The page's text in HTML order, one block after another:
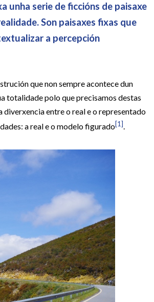
unha serie de ficcións de paisaxe
Son paisaxes fixas que
a percepción
que non sempre acontece dun
totalidade polo que precisamos destas
diverxencia entre o real e o representado
a real e o modelo figurado[1].